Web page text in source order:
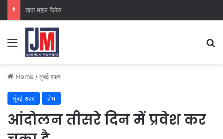
क्राइम ब्रांच कक्ष-2
Home /मुंबई शहर
मुंबई शहर होम
आंदोलन तीसरे दिन में प्रवेश कर